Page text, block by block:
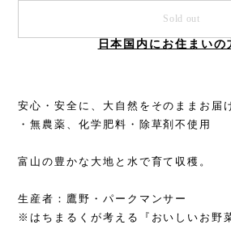
Sold out
日本国内にお住まいの
安心・安全に、大自然をそのままお届
・無農薬、化学肥料・除草剤不使用
富山の豊かな大地と水で育て収穫。
生産者：鷹野・パークマンサー
※はちまるくが考える『おいしいお野